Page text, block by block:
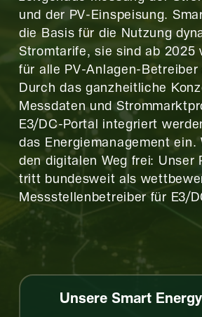
und der PV-Einspeisung.
die Basis für die Nutzung
Stromtarife, sie sind ab 2025
für alle PV-Anlagen-Betreiber
Durch das ganzheitliche
Messdaten und
E3/DC-Portal integriert
das Energiemanagement ein.
den digitalen Weg frei: Unser
tritt bundesweit als
Messstellenbetreiber für E3/
Unsere Smart